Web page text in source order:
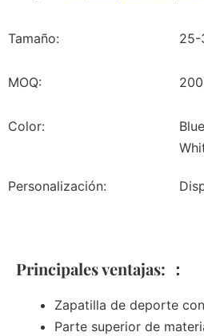
Tamaño: 25-
MOQ: 200
Color:
Personalización:
Principales ventajas: ：
Zapatilla de deporte
Parte superior de